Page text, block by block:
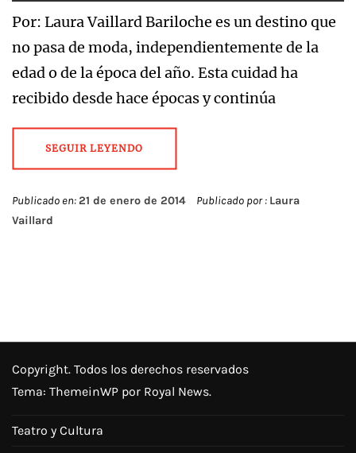
Por: Laura Vaillard Bariloche es un destino que
no pasa de moda, independientemente de la
edad o de la época del año. Esta cuidad ha
recibido desde hace épocas y continúa
SEGUIR LEYENDO
Publicado en:21 de enero de 2014 Publicado por : Laura
Vaillard
Copyright. Todos los derechos reservados
Tema: ThemeinWP por Royal News.
Teatro y Cultura